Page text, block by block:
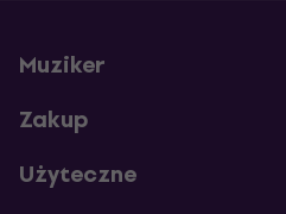
Muziker
Zakup
Użyteczne